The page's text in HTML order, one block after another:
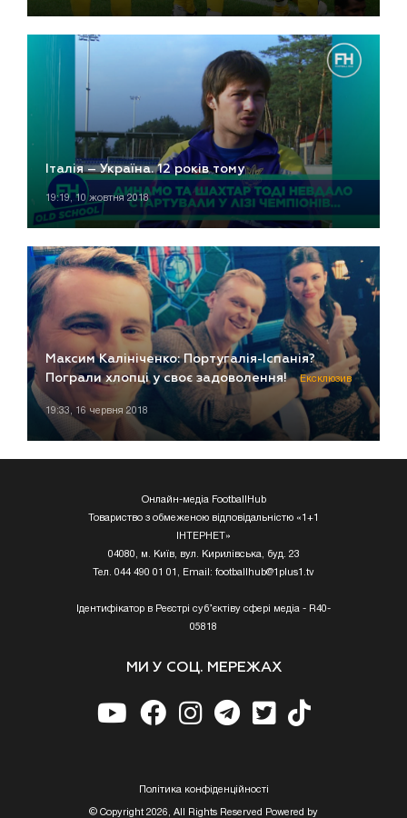
Італія – Україна. 12 років тому
19:19, 10 жовтня 2018
Максим Калініченко: Португалія-Іспанія?
Пограли хлопці у своє задоволення!
Ексклюзив
19:33, 16 червня 2018
Онлайн-медіа FootballHub
Товариство з обмеженою відповідальністю «1+1
ІНТЕРНЕТ»
04080, м. Київ, вул. Кирилівська, буд. 23
Тел. 044 490 01 01, Email: footballhub@1plus1.tv
Ідентифікатор в Реєстрі суб’єктіву сфері медіа - R40-
05818
МИ У СОЦ. МЕРЕЖАХ
Полiтика конфiденцiйностi
© Copyright 2026, All Rights Reserved Powered by